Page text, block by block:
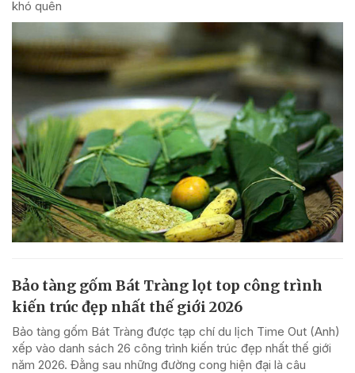
khó quên
Bảo tàng gốm Bát Tràng lọt top công trình
kiến trúc đẹp nhất thế giới 2026
Bảo tàng gốm Bát Tràng được tạp chí du lịch Time Out (Anh)
xếp vào danh sách 26 công trình kiến trúc đẹp nhất thế giới
năm 2026. Đằng sau những đường cong hiện đại là câu